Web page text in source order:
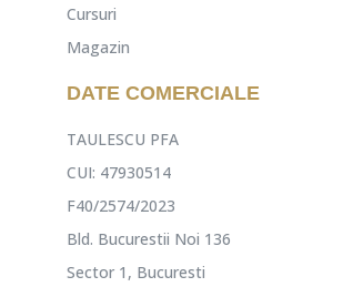
Cursuri
Magazin
DATE COMERCIALE
TAULESCU PFA
CUI: 47930514
F40/2574/2023
Bld. Bucurestii Noi 136
Sector 1, Bucuresti